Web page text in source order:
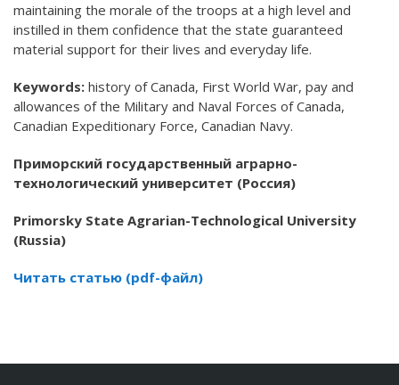
maintaining the morale of the troops at a high level and
instilled in them confidence that the state guaranteed
material support for their lives and everyday life.
Keywords: history of Canada, First World War, pay and
allowances of the Military and Naval Forces of Canada,
Canadian Expeditionary Force, Canadian Navy.
Приморский государственный аграрно-
технологический университет (Россия)
Primorsky State Agrarian-Technological University
(Russia)
Читать статью (pdf-файл)